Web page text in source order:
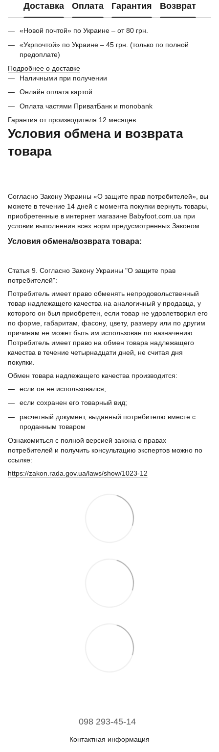
Доставка Оплата Гарантия Возврат
«Новой почтой» по Украине – от 80 грн.
«Укрпочтой» по Украине – 45 грн. (только по полной
предоплате)
Подробнее о доставке
Наличными при получении
Онлайн оплата картой
Оплата частями ПриватБанк и monobank
Гарантия от производителя 12 месяцев
Условия обмена и возврата
товара
Согласно Закону Украины «О защите прав потребителей», вы
можете в течение 14 дней с момента покупки вернуть товары,
приобретенные в интернет магазине Babyfoot.com.ua при
условии выполнения всех норм предусмотренных Законом.
Условия обмена/возврата товара:
Статья 9. Согласно Закону Украины "О защите прав
потребителей":
Потребитель имеет право обменять непродовольственный
товар надлежащего качества на аналогичный у продавца, у
которого он был приобретен, если товар не удовлетворил его
по форме, габаритам, фасону, цвету, размеру или по другим
причинам не может быть им использован по назначению.
Потребитель имеет право на обмен товара надлежащего
качества в течение четырнадцати дней, не считая дня
покупки.
Обмен товара надлежащего качества производится:
если он не использовался;
если сохранен его товарный вид;
расчетный документ, выданный потребителю вместе с
проданным товаром
Ознакомиться с полной версией закона о правах
потребителей и получить консультацию экспертов можно по
ссылке:
https://zakon.rada.gov.ua/laws/show/1023-12
098 293-45-14
Контактная информация